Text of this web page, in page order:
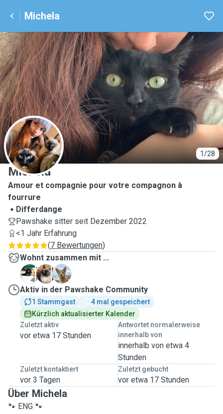
Michela
1/28
M
Michela
Amour et compagnie pour votre compagnon à
fourrure
Differdange
Pawshake sitter seit Dezember 2022
<1 Jahr Erfahrung
(7 Bewertungen)
Wohnt zusammen mit ...
B
M
V
Aktiv in der Pawshake Community
1 Stammgast
4 mal gespeichert
Kürzlich aktualisierter Kalender
Zuletzt aktiv
vor etwa 17 Stunden
Antwortet normalerweise
innerhalb von
innerhalb von etwa 4
Stunden
Zuletzt kontaktiert
vor 3 Tagen
Zuletzt gebucht
vor etwa 17 Stunden
Über Michela
🐾 ENG 🐾